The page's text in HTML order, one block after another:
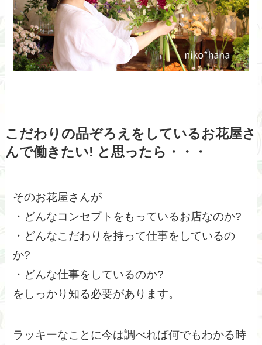
こだわりの品ぞろえをしているお花屋さ
んで働きたい! と思ったら・・・
そのお花屋さんが
・どんなコンセプトをもっているお店なのか?
・どんなこだわりを持って仕事をしているの
か?
・どんな仕事をしているのか?
をしっかり知る必要があります。
ラッキーなことに今は調べれば何でもわかる時